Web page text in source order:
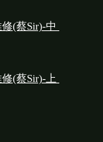
(蔡Sir)-中
(蔡Sir)-上